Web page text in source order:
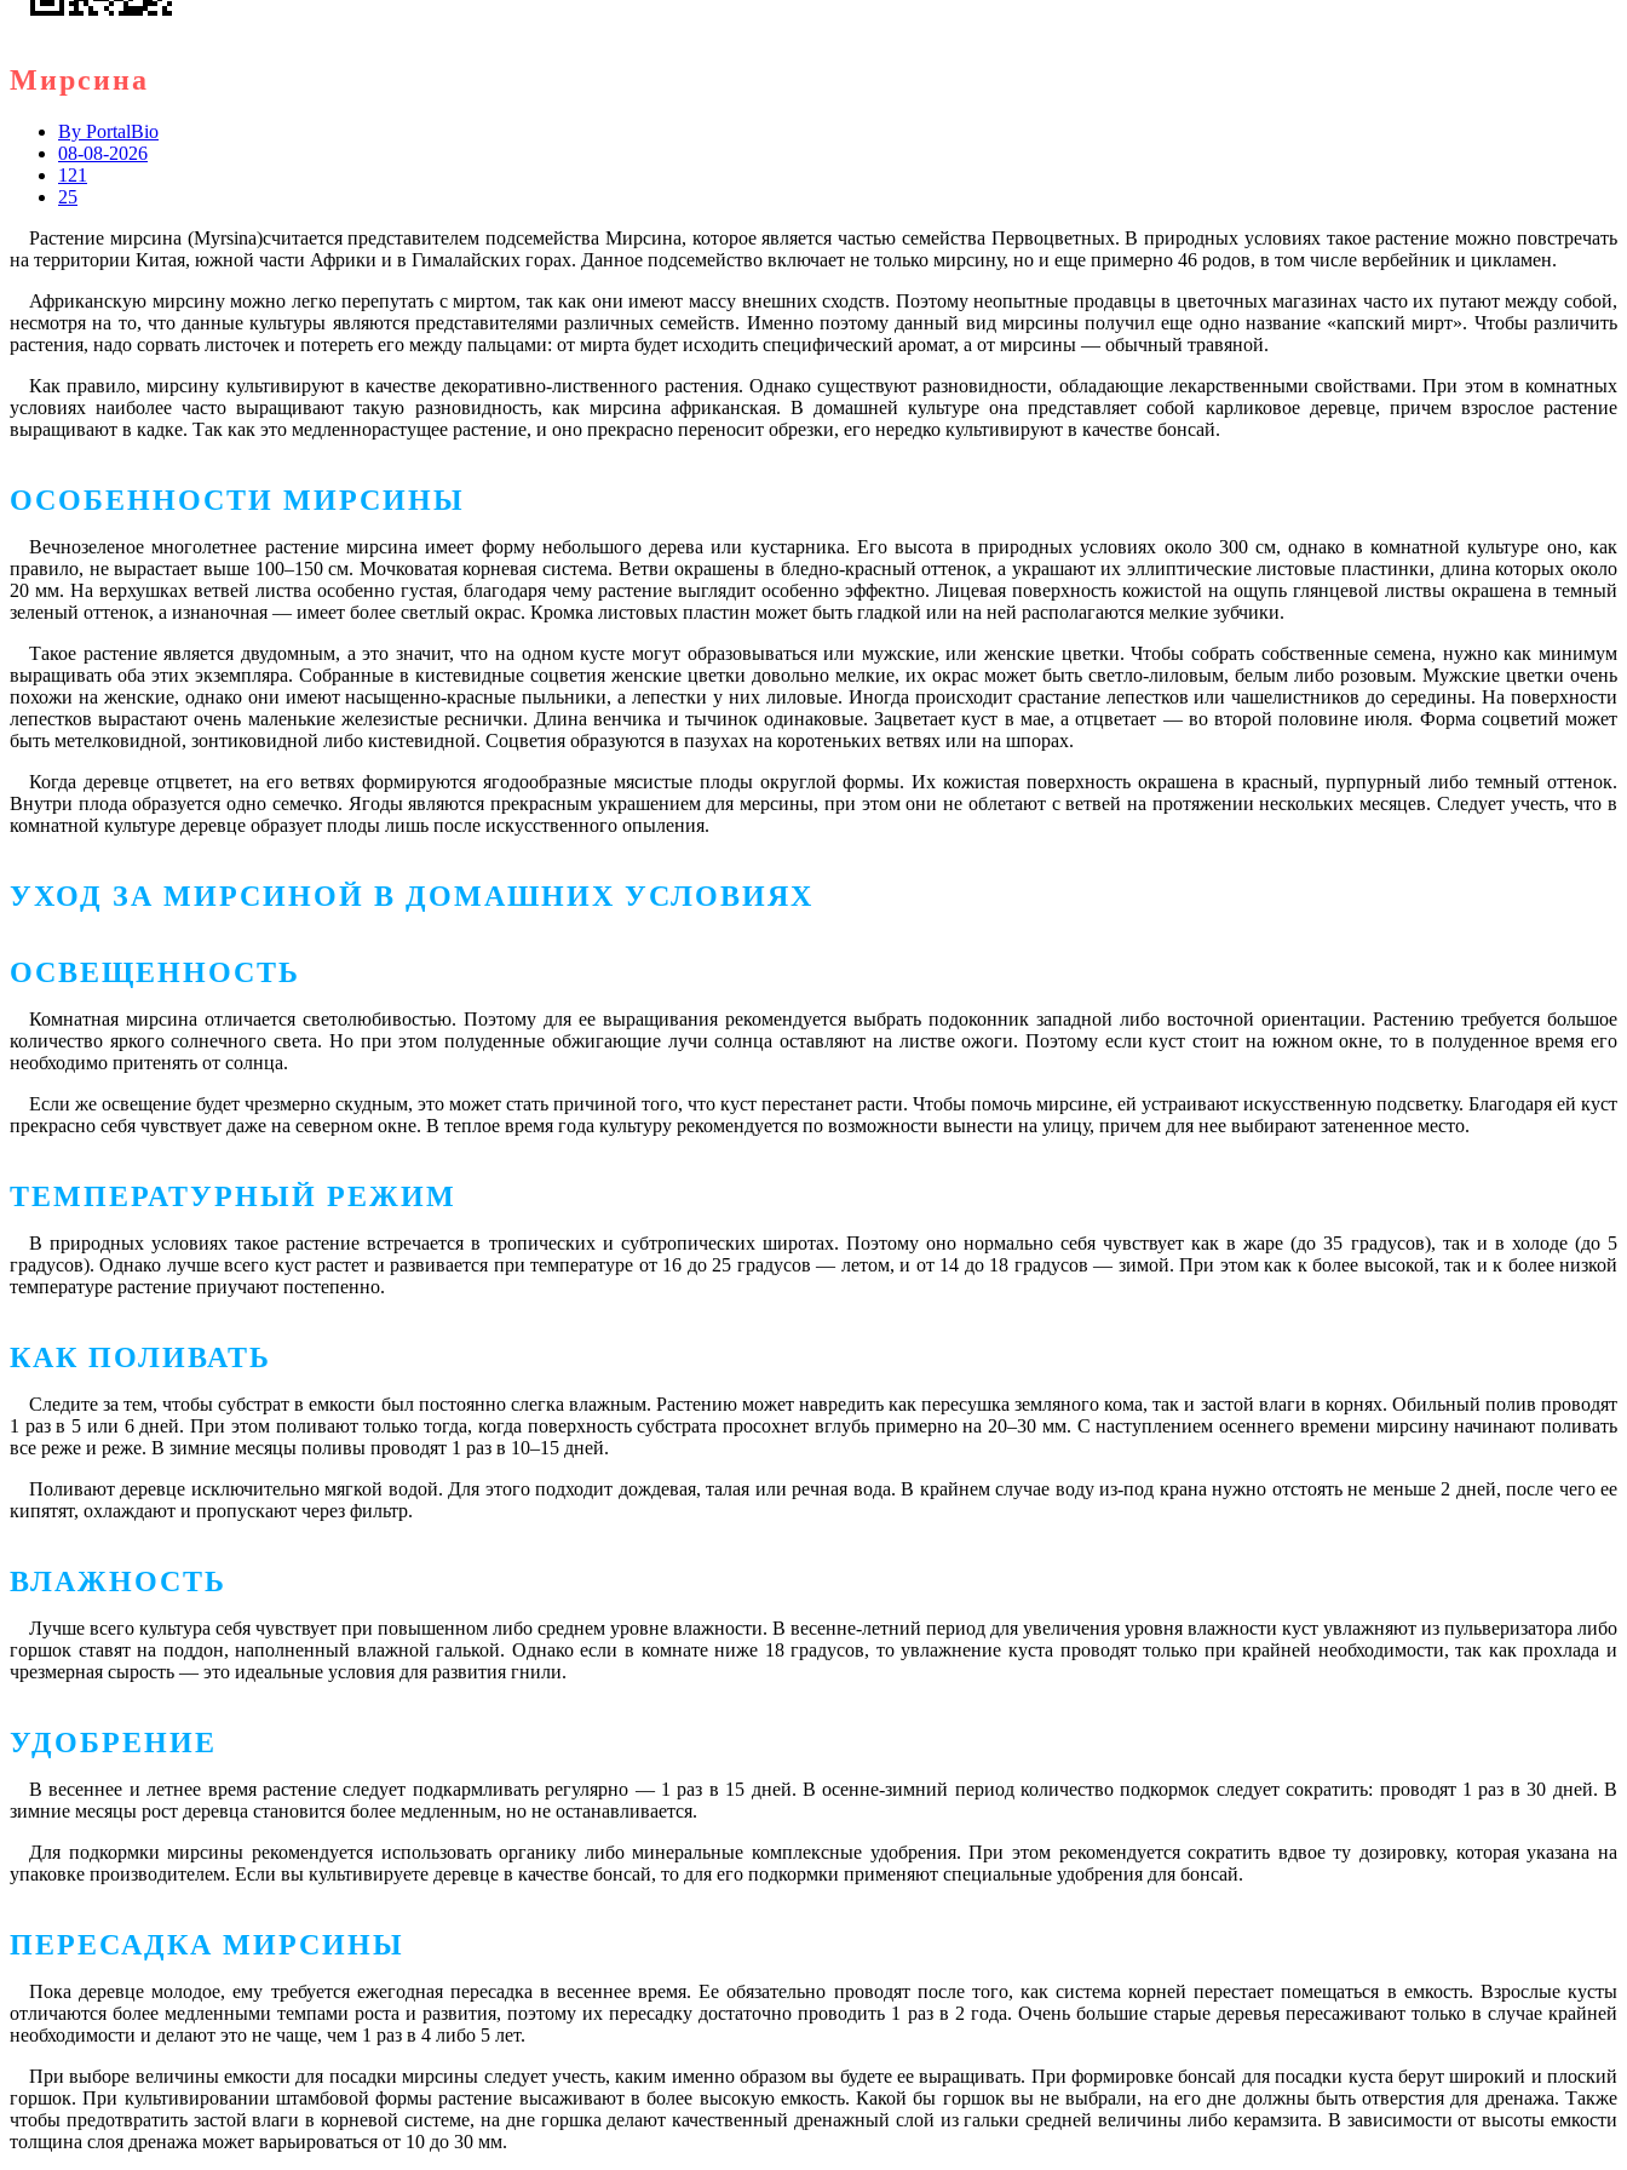
Мирсина
By PortalBio
08-08-2026
121
25
Растение мирсина (Myrsina)считается представителем подсемейства Мирсина, которое является частью семейства Первоцветных. В природных условиях такое растение можно повстречать
на территории Китая, южной части Африки и в Гималайских горах. Данное подсемейство включает не только мирсину, но и еще примерно 46 родов, в том числе вербейник и цикламен.
Африканскую мирсину можно легко перепутать с миртом, так как они имеют массу внешних сходств. Поэтому неопытные продавцы в цветочных магазинах часто их путают между собой,
несмотря на то, что данные культуры являются представителями различных семейств. Именно поэтому данный вид мирсины получил еще одно название «капский мирт». Чтобы различить
растения, надо сорвать листочек и потереть его между пальцами: от мирта будет исходить специфический аромат, а от мирсины — обычный травяной.
Как правило, мирсину культивируют в качестве декоративно-лиственного растения. Однако существуют разновидности, обладающие лекарственными свойствами. При этом в комнатных
условиях наиболее часто выращивают такую разновидность, как мирсина африканская. В домашней культуре она представляет собой карликовое деревце, причем взрослое растение
выращивают в кадке. Так как это медленнорастущее растение, и оно прекрасно переносит обрезки, его нередко культивируют в качестве бонсай.
ОСОБЕННОСТИ МИРСИНЫ
Вечнозеленое многолетнее растение мирсина имеет форму небольшого дерева или кустарника. Его высота в природных условиях около 300 см, однако в комнатной культуре оно, как
правило, не вырастает выше 100–150 см. Мочковатая корневая система. Ветви окрашены в бледно-красный оттенок, а украшают их эллиптические листовые пластинки, длина которых около
20 мм. На верхушках ветвей листва особенно густая, благодаря чему растение выглядит особенно эффектно. Лицевая поверхность кожистой на ощупь глянцевой листвы окрашена в темный
зеленый оттенок, а изнаночная — имеет более светлый окрас. Кромка листовых пластин может быть гладкой или на ней располагаются мелкие зубчики.
Такое растение является двудомным, а это значит, что на одном кусте могут образовываться или мужские, или женские цветки. Чтобы собрать собственные семена, нужно как минимум
выращивать оба этих экземпляра. Собранные в кистевидные соцветия женские цветки довольно мелкие, их окрас может быть светло-лиловым, белым либо розовым. Мужские цветки очень
похожи на женские, однако они имеют насыщенно-красные пыльники, а лепестки у них лиловые. Иногда происходит срастание лепестков или чашелистников до середины. На поверхности
лепестков вырастают очень маленькие железистые реснички. Длина венчика и тычинок одинаковые. Зацветает куст в мае, а отцветает — во второй половине июля. Форма соцветий может
быть метелковидной, зонтиковидной либо кистевидной. Соцветия образуются в пазухах на коротеньких ветвях или на шпорах.
Когда деревце отцветет, на его ветвях формируются ягодообразные мясистые плоды округлой формы. Их кожистая поверхность окрашена в красный, пурпурный либо темный оттенок.
Внутри плода образуется одно семечко. Ягоды являются прекрасным украшением для мерсины, при этом они не облетают с ветвей на протяжении нескольких месяцев. Следует учесть, что в
комнатной культуре деревце образует плоды лишь после искусственного опыления.
УХОД ЗА МИРСИНОЙ В ДОМАШНИХ УСЛОВИЯХ
ОСВЕЩЕННОСТЬ
Комнатная мирсина отличается светолюбивостью. Поэтому для ее выращивания рекомендуется выбрать подоконник западной либо восточной ориентации. Растению требуется большое
количество яркого солнечного света. Но при этом полуденные обжигающие лучи солнца оставляют на листве ожоги. Поэтому если куст стоит на южном окне, то в полуденное время его
необходимо притенять от солнца.
Если же освещение будет чрезмерно скудным, это может стать причиной того, что куст перестанет расти. Чтобы помочь мирсине, ей устраивают искусственную подсветку. Благодаря ей куст
прекрасно себя чувствует даже на северном окне. В теплое время года культуру рекомендуется по возможности вынести на улицу, причем для нее выбирают затененное место.
ТЕМПЕРАТУРНЫЙ РЕЖИМ
В природных условиях такое растение встречается в тропических и субтропических широтах. Поэтому оно нормально себя чувствует как в жаре (до 35 градусов), так и в холоде (до 5
градусов). Однако лучше всего куст растет и развивается при температуре от 16 до 25 градусов — летом, и от 14 до 18 градусов — зимой. При этом как к более высокой, так и к более низкой
температуре растение приучают постепенно.
КАК ПОЛИВАТЬ
Следите за тем, чтобы субстрат в емкости был постоянно слегка влажным. Растению может навредить как пересушка земляного кома, так и застой влаги в корнях. Обильный полив проводят
1 раз в 5 или 6 дней. При этом поливают только тогда, когда поверхность субстрата просохнет вглубь примерно на 20–30 мм. С наступлением осеннего времени мирсину начинают поливать
все реже и реже. В зимние месяцы поливы проводят 1 раз в 10–15 дней.
Поливают деревце исключительно мягкой водой. Для этого подходит дождевая, талая или речная вода. В крайнем случае воду из-под крана нужно отстоять не меньше 2 дней, после чего ее
кипятят, охлаждают и пропускают через фильтр.
ВЛАЖНОСТЬ
Лучше всего культура себя чувствует при повышенном либо среднем уровне влажности. В весенне-летний период для увеличения уровня влажности куст увлажняют из пульверизатора либо
горшок ставят на поддон, наполненный влажной галькой. Однако если в комнате ниже 18 градусов, то увлажнение куста проводят только при крайней необходимости, так как прохлада и
чрезмерная сырость — это идеальные условия для развития гнили.
УДОБРЕНИЕ
В весеннее и летнее время растение следует подкармливать регулярно — 1 раз в 15 дней. В осенне-зимний период количество подкормок следует сократить: проводят 1 раз в 30 дней. В
зимние месяцы рост деревца становится более медленным, но не останавливается.
Для подкормки мирсины рекомендуется использовать органику либо минеральные комплексные удобрения. При этом рекомендуется сократить вдвое ту дозировку, которая указана на
упаковке производителем. Если вы культивируете деревце в качестве бонсай, то для его подкормки применяют специальные удобрения для бонсай.
ПЕРЕСАДКА МИРСИНЫ
Пока деревце молодое, ему требуется ежегодная пересадка в весеннее время. Ее обязательно проводят после того, как система корней перестает помещаться в емкость. Взрослые кусты
отличаются более медленными темпами роста и развития, поэтому их пересадку достаточно проводить 1 раз в 2 года. Очень большие старые деревья пересаживают только в случае крайней
необходимости и делают это не чаще, чем 1 раз в 4 либо 5 лет.
При выборе величины емкости для посадки мирсины следует учесть, каким именно образом вы будете ее выращивать. При формировке бонсай для посадки куста берут широкий и плоский
горшок. При культивировании штамбовой формы растение высаживают в более высокую емкость. Какой бы горшок вы не выбрали, на его дне должны быть отверстия для дренажа. Также
чтобы предотвратить застой влаги в корневой системе, на дне горшка делают качественный дренажный слой из гальки средней величины либо керамзита. В зависимости от высоты емкости
толщина слоя дренажа может варьироваться от 10 до 30 мм.